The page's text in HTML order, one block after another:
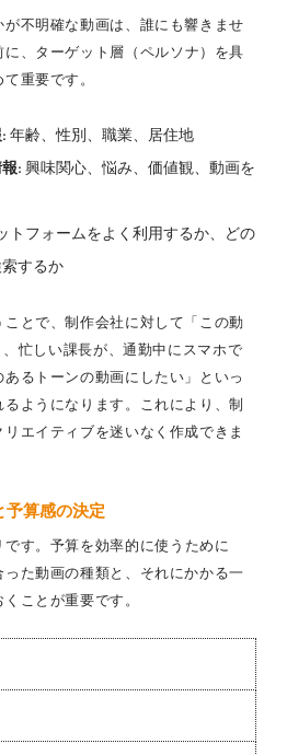
不明確な動画は、誰にも響きませ
に、ターゲット層（ペルソナ）を具
重要です。
年齢、性別、職業、居住地
: 興味関心、悩み、価値観、動画を
トフォームをよく利用するか、どの
するか
とで、制作会社に対して「この動
忙しい課長が、通勤中にスマホで
るトーンの動画にしたい」といっ
ようになります。これにより、制
エイティブを迷いなく作成できま
予算感の決定
す。予算を効率的に使うために
た動画の種類と、それにかかる一
ことが重要です。